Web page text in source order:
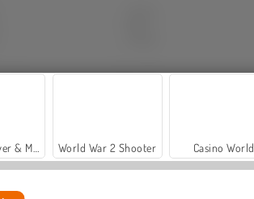
World War 2 Shooter Casino World